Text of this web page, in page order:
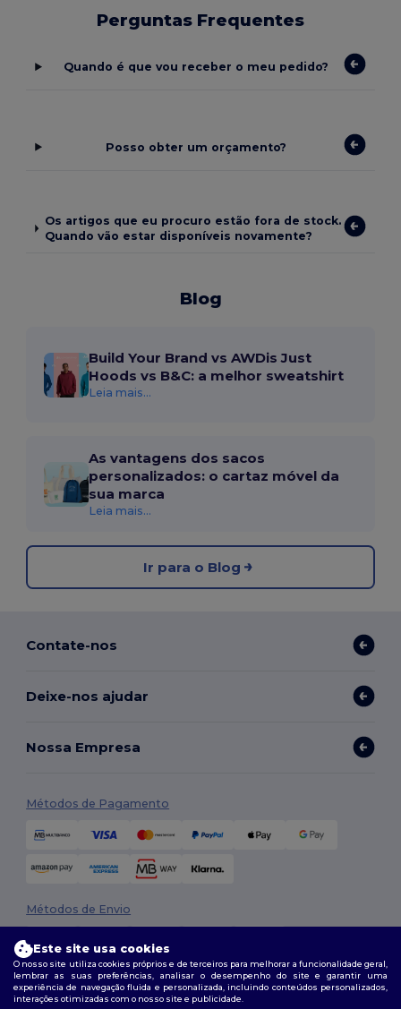
Perguntas Frequentes
Quando é que vou receber o meu pedido?
Posso obter um orçamento?
Os artigos que eu procuro estão fora de stock.
Quando vão estar disponíveis novamente?
Blog
Build Your Brand vs AWDis Just
Hoods vs B&C: a melhor sweatshirt
Leia mais...
As vantagens dos sacos
personalizados: o cartaz móvel da
sua marca
Leia mais...
Ir para o Blog
Contate-nos
Deixe-nos ajudar
Nossa Empresa
Métodos de Pagamento
Métodos de Envio
Este site usa cookies
O nosso site utiliza cookies próprios e de terceiros para melhorar a funcionalidade geral,
lembrar as suas preferências, analisar o desempenho do site e garantir uma
experiência de navegação fluida e personalizada, incluindo conteúdos personalizados,
interações otimizadas com o nosso site e publicidade.